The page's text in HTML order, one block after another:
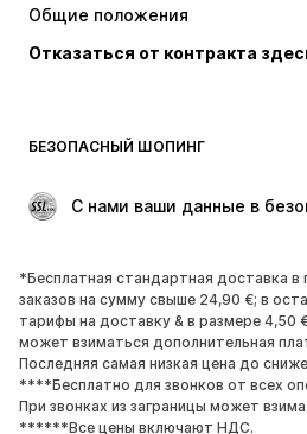
Белье
Пальто
Поводы
ОБУВЬ
НОВИНКИ
Кроссовки и кеды
Лодочки и туфли на высоких
каблуках
Общие положения
Отказаться от контракта
БЕЗОПАСНЫЙ ШОПИНГ
С нами ваши данные в
*Бесплатная стандартная доставка
заказов на сумму свыше 24,90 €; в
тарифы на доставку & в размере 4,50
может взиматься дополнительная
Последняя самая низкая цена до
****Бесплатно для звонков от всех
При звонках из заграницы может
******Все цены включают НДС.